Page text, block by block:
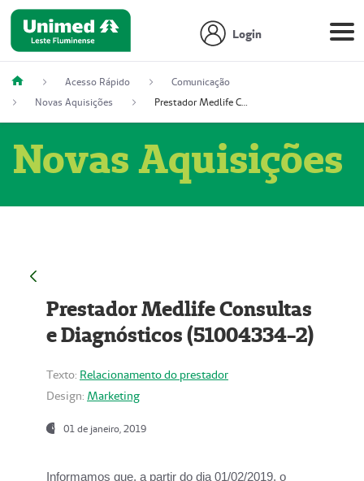
Login
Acesso Rápido
Comunicação
Novas Aquisições
Prestador Medlife Consultas e Diagnósticos (51004334-2)
Novas Aquisições
Prestador Medlife Consultas
e Diagnósticos (51004334-2)
Texto: Relacionamento do prestador
Design: Marketing
01 de janeiro, 2019
Informamos que, a partir do dia 01/02/2019, o